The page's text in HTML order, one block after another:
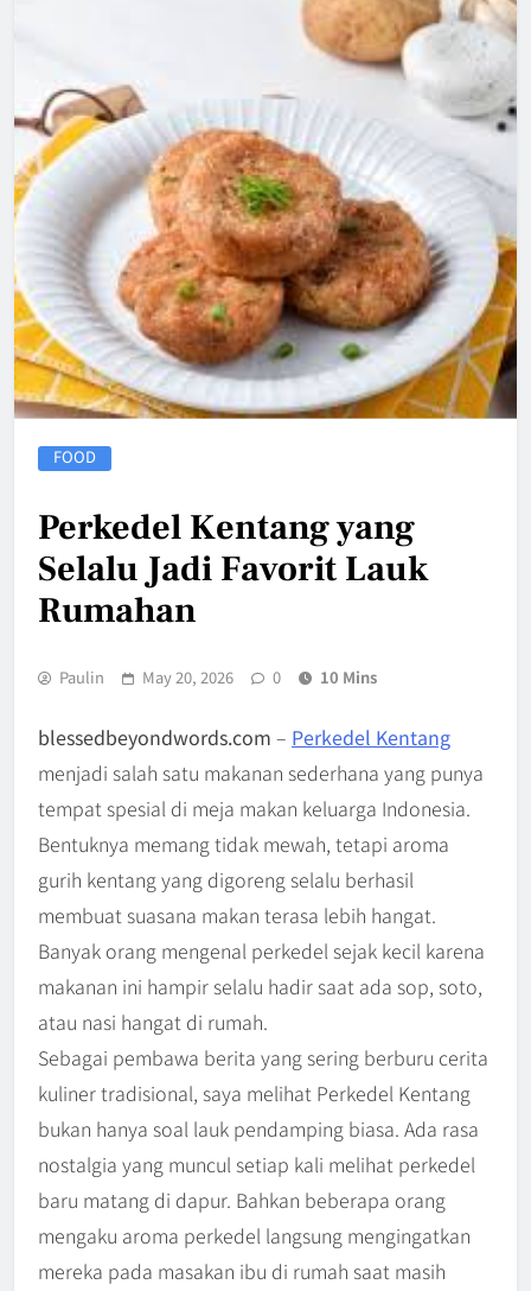
FOOD
Perkedel Kentang yang
Selalu Jadi Favorit Lauk
Rumahan
Paulin May 20, 2026 0 10 Mins
blessedbeyondwords.com – Perkedel Kentang
menjadi salah satu makanan sederhana yang punya
tempat spesial di meja makan keluarga Indonesia.
Bentuknya memang tidak mewah, tetapi aroma
gurih kentang yang digoreng selalu berhasil
membuat suasana makan terasa lebih hangat.
Banyak orang mengenal perkedel sejak kecil karena
makanan ini hampir selalu hadir saat ada sop, soto,
atau nasi hangat di rumah.
Sebagai pembawa berita yang sering berburu cerita
kuliner tradisional, saya melihat Perkedel Kentang
bukan hanya soal lauk pendamping biasa. Ada rasa
nostalgia yang muncul setiap kali melihat perkedel
baru matang di dapur. Bahkan beberapa orang
mengaku aroma perkedel langsung mengingatkan
mereka pada masakan ibu di rumah saat masih